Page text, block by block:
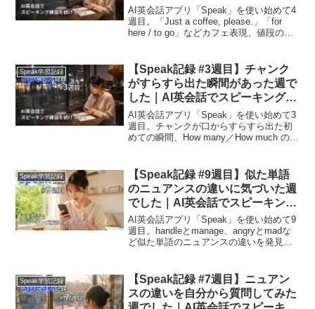
を続けてみて
AI英会話アプリ「Speak」を使い始めて4
週目。「Just a coffee, please.」「for
here / to go」などカフェ表現、値段の言
Speak学習記録
【Speak記録 #3週目】チャンク
がすらすら出た瞬間があった週で
した｜AI英会話でスピーキング練
習を続けてみて
AI英会話アプリ「Speak」を使い始めて3
週目。チャンクが口からすらすら出た初
めての瞬間、How many／How much の使
の違いを実感した学習記録。
Speak学習記録
【Speak記録 #9週目】似た単語
のニュアンスの違いに気づいた週
でした｜AI英会話でスピーキング
練習を続けてみて
AI英会話アプリ「Speak」を使い始めて9
週目。handleとmanage、angryとmadな
ど似た単語のニュアンスの違いを発見。
た学習記録。
Speak学習記録
【Speak記録 #7週目】ニュアン
スの違いを自分から質問してみた